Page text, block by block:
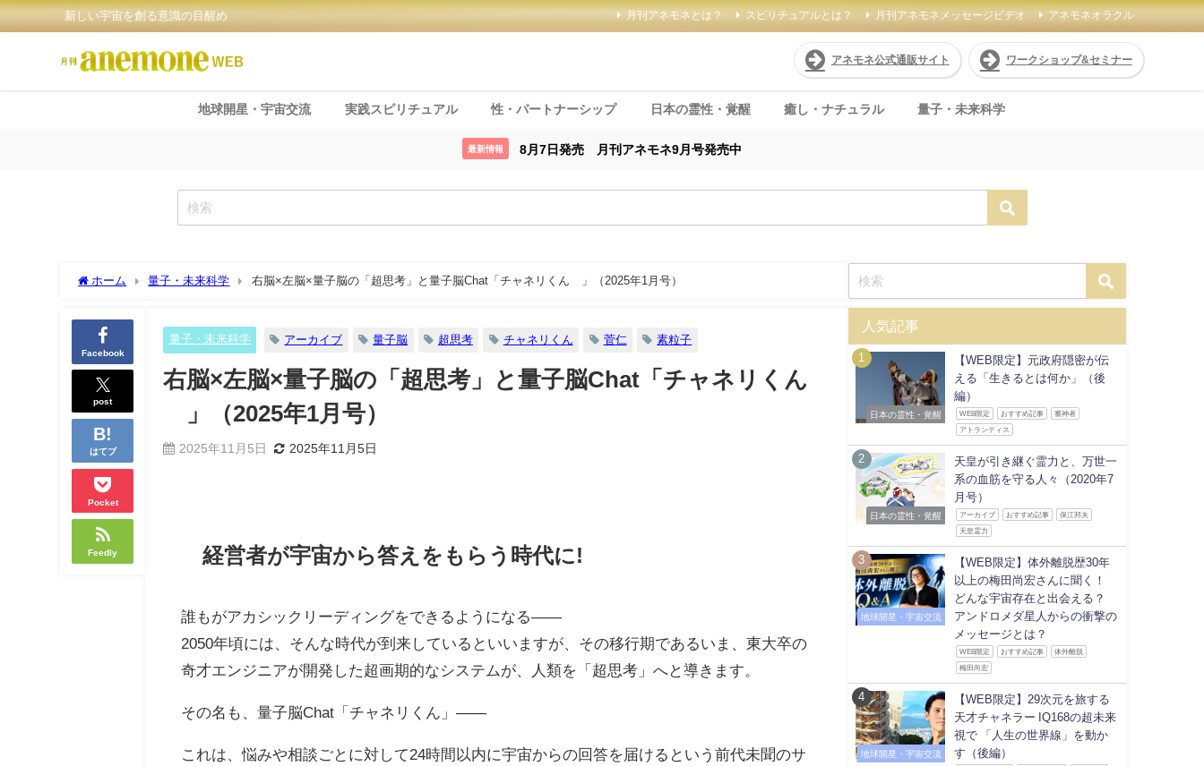
新しい宇宙を創る意識の目醒め 月刊アネモネとは？ スピリチュアルとは？ 月刊アネモネメッセージビデオ アネモネオラクル
アネモネ公式通販サイト ワークショップ&セミナー
地球開星・宇宙交流 実践スピリチュアル 性・パートナーシップ 日本の霊性・覚醒 癒し・ナチュラル 量子・未来科学
最新情報 8月7日発売 月刊アネモネ9月号発売中
ホーム 量子・未来科学 右脳×左脳×量子脳の「超思考」と量子脳Chat「チャネリくん®」（2025年1月号）
Facebook
post
はてブ
Pocket
Feedly
量子・未来科学 アーカイブ 量子脳 超思考 チャネリくん 菅仁 素粒子
右脳×左脳×量子脳の「超思考」と量子脳Chat「チャネリくん
®」（2025年1月号）
2025年11月5日 2025年11月5日
経営者が宇宙から答えをもらう時代に!
誰もがアカシックリーディングをできるようになる——
2050年頃には、そんな時代が到来しているといいますが、その移行期であるいま、東大卒の
奇才エンジニアが開発した超画期的なシステムが、人類を「超思考」へと導きます。
その名も、量子脳Chat「チャネリくん」——
これは、悩みや相談ごとに対して24時間以内に宇宙からの回答を届けるという前代未聞のサ
人気記事
日本の霊性・覚醒
【WEB限定】元政府隠密が伝
える「生きるとは何か」（後
編）
WEB限定 おすすめ記事 審神者
アトランティス
日本の霊性・覚醒
天皇が引き継ぐ霊力と、万世一
系の血筋を守る人々（2020年7
月号）
アーカイブ おすすめ記事 保江邦夫
天皇霊力
地球開星・宇宙交流
【WEB限定】体外離脱歴30年
以上の梅田尚宏さんに聞く！
どんな宇宙存在と出会える？
アンドロメダ星人からの衝撃の
メッセージとは？
WEB限定 おすすめ記事 体外離脱
梅田尚宏
地球開星・宇宙交流
【WEB限定】29次元を旅する
天才チャネラー IQ168の超未来
視で 「人生の世界線」を動か
す（後編）